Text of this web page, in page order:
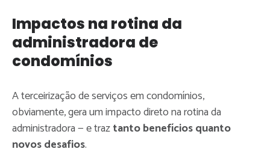
Impactos na rotina da
administradora de
condomínios
A terceirização de serviços em condomínios,
obviamente, gera um impacto direto na rotina da
administradora — e traztanto benefícios quanto
novos desafios.